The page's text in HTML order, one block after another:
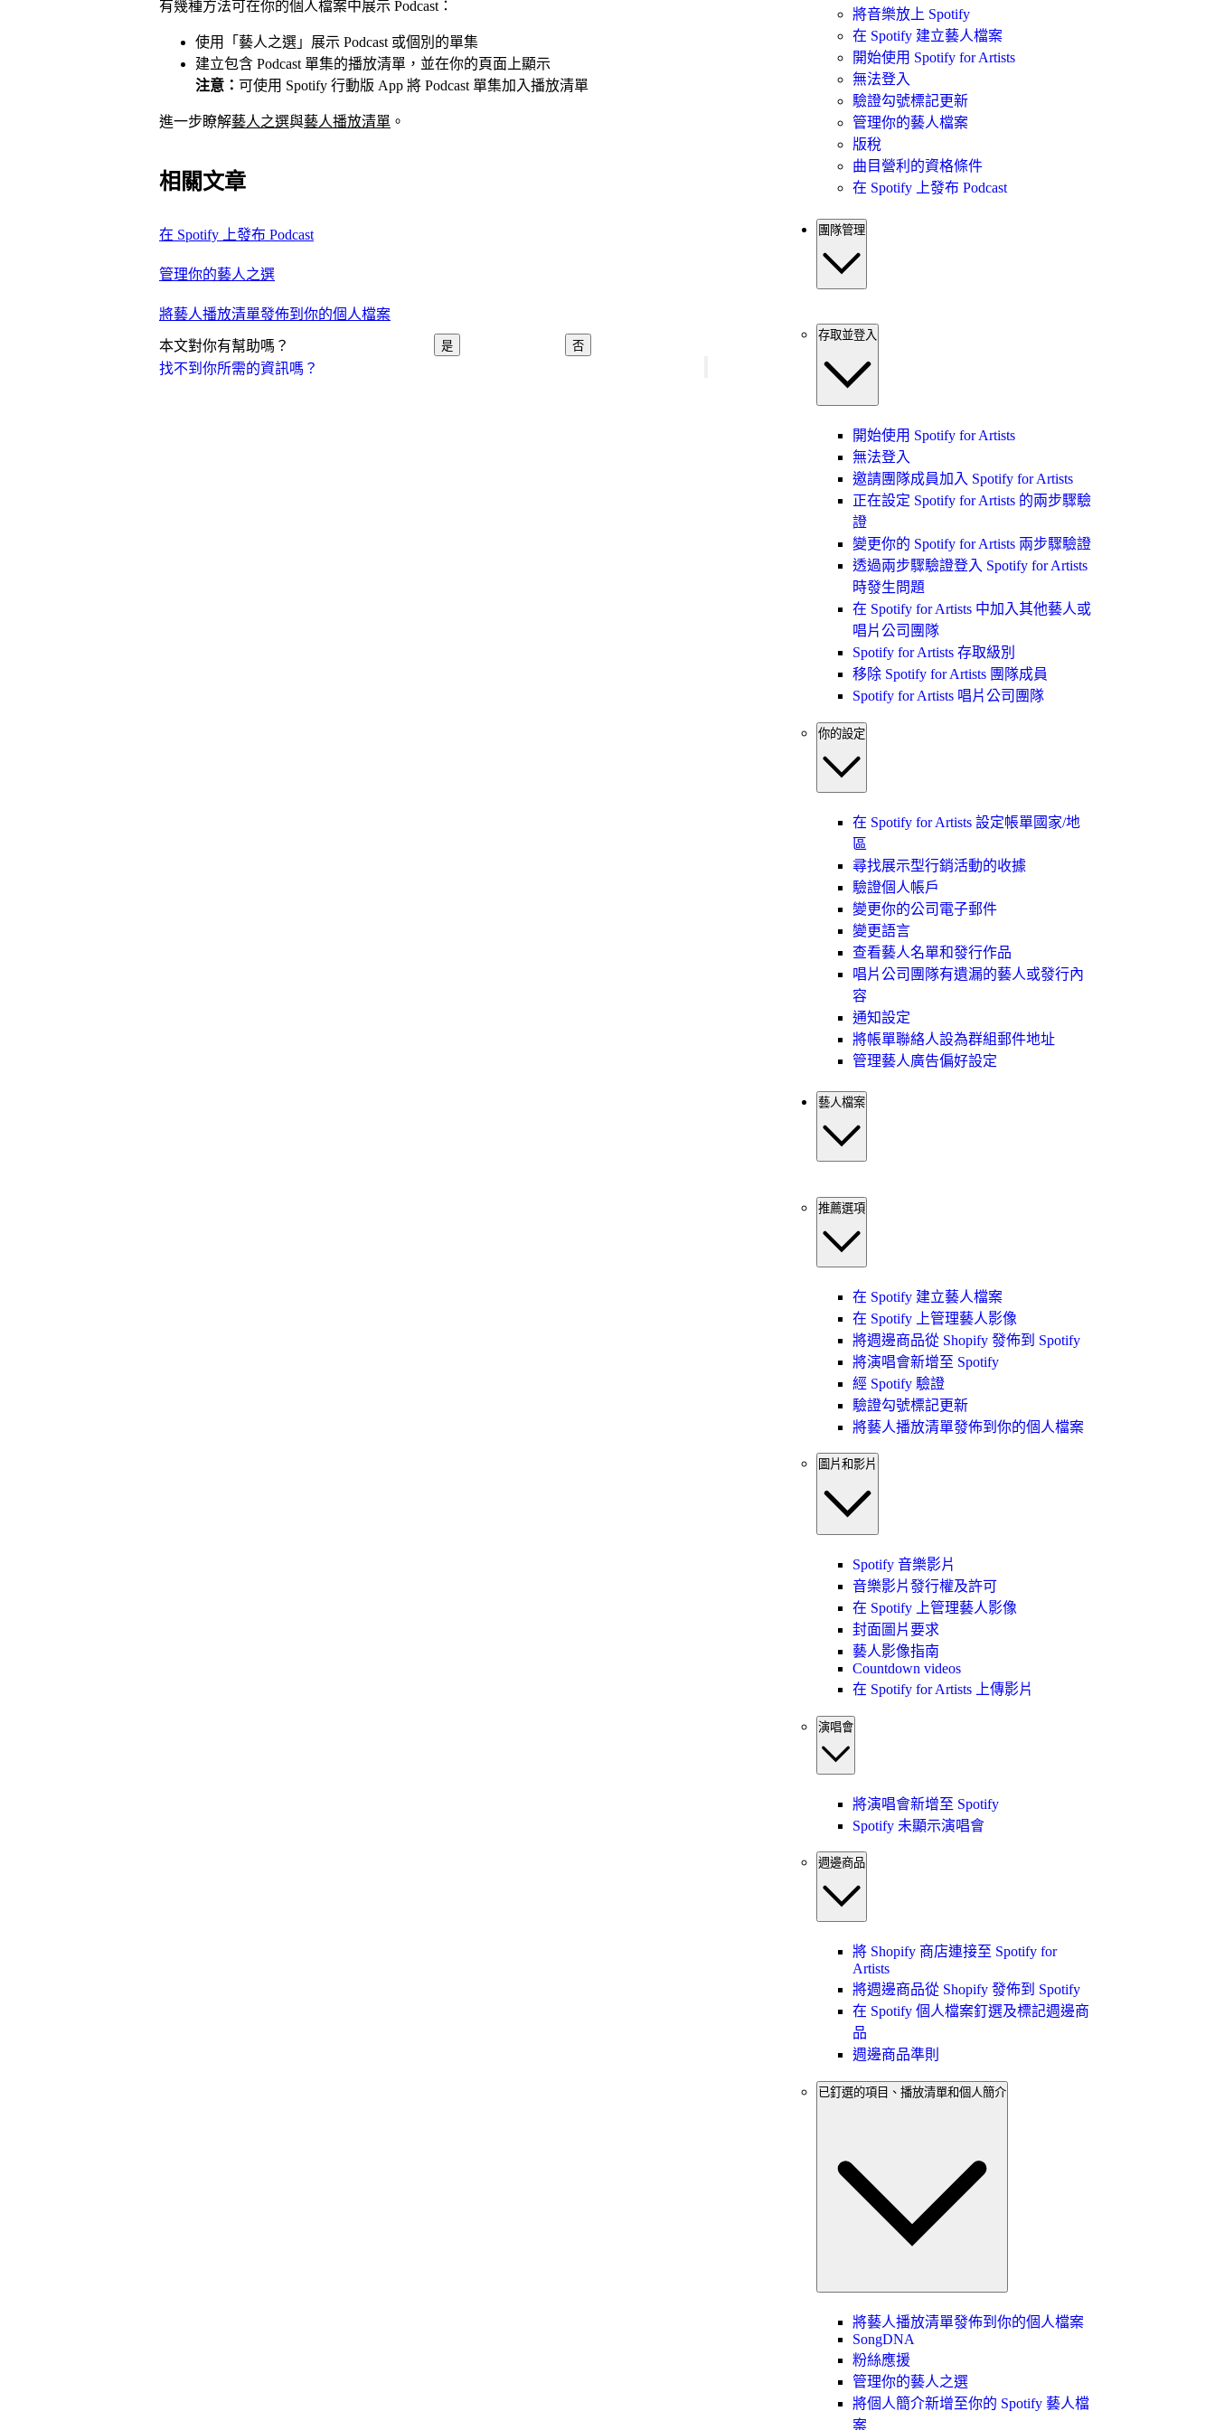
找不到你所需的資訊嗎？
有幾種方法可在你的個人檔案中展示 Podcast：
使用「藝人之選」展示 Podcast 或個別的單集
建立包含 Podcast 單集的播放清單，並在你的頁面上顯示
注意： 可使用 Spotify 行動版 App 將 Podcast 單集加入播放清單
進一步瞭解藝人之選與藝人播放清單 。
相關文章
在 Spotify 上發布 Podcast
管理你的藝人之選
將藝人播放清單發佈到你的個人檔案
本文對你有幫助嗎？ 是 否
將音樂放上 Spotify
在 Spotify 建立藝人檔案
開始使用 Spotify for Artists
無法登入
驗證勾號標記更新
管理你的藝人檔案
版稅
曲目營利的資格條件
在 Spotify 上發布 Podcast
團隊管理
存取並登入
開始使用 Spotify for Artists
無法登入
邀請團隊成員加入 Spotify for Artists
正在設定 Spotify for Artists 的兩步驟驗
證
變更你的 Spotify for Artists 兩步驟驗證
透過兩步驟驗證登入 Spotify for Artists
時發生問題
在 Spotify for Artists 中加入其他藝人或
唱片公司團隊
Spotify for Artists 存取級別
移除 Spotify for Artists 團隊成員
Spotify for Artists 唱片公司團隊
你的設定
在 Spotify for Artists 設定帳單國家/地
區
尋找展示型行銷活動的收據
驗證個人帳戶
變更你的公司電子郵件
變更語言
查看藝人名單和發行作品
唱片公司團隊有遺漏的藝人或發行內
容
通知設定
將帳單聯絡人設為群組郵件地址
管理藝人廣告偏好設定
藝人檔案
推薦選項
在 Spotify 建立藝人檔案
在 Spotify 上管理藝人影像
將週邊商品從 Shopify 發佈到 Spotify
將演唱會新增至 Spotify
經 Spotify 驗證
驗證勾號標記更新
將藝人播放清單發佈到你的個人檔案
圖片和影片
Spotify 音樂影片
音樂影片發行權及許可
在 Spotify 上管理藝人影像
封面圖片要求
藝人影像指南
Countdown videos
在 Spotify for Artists 上傳影片
演唱會
將演唱會新增至 Spotify
Spotify 未顯示演唱會
週邊商品
將 Shopify 商店連接至 Spotify for
Artists
將週邊商品從 Shopify 發佈到 Spotify
在 Spotify 個人檔案釘選及標記週邊商
品
週邊商品準則
已釘選的項目、播放清單和個人簡介
將藝人播放清單發佈到你的個人檔案
SongDNA
粉絲應援
管理你的藝人之選
將個人簡介新增至你的 Spotify 藝人檔
案